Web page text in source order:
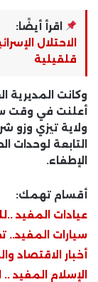
اقرأ أيضًا:
الاحتلال
قلقيلية
وكانت المديرية
أعلنت في وقت
ولاية تيزي وزو
التابعة لوحدات
الإطفاء.
أقسام تهمك:
عيادات المفيد
سيارات المفيد..
أخبار الاقتصاد
الإسلام المفيد